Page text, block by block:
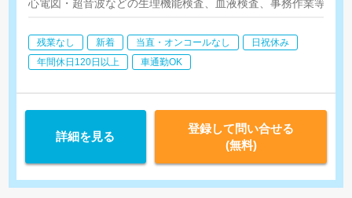
心電図・超音波などの生理機能検査、血液検査、事務作業等
残業なし 新着 当直・オンコールなし
日祝休み
年間休日120日以上
車通勤OK
詳細を見る
登録して問い合せる
(無料)